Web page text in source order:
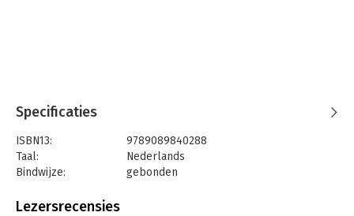
Specificaties
ISBN13:
9789089840288
Taal:
Nederlands
Bindwijze:
gebonden
Uitgever:
Lezersrecensies